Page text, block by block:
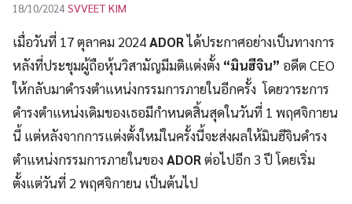
18/10/2024 SVVEET KIM
เมื่อวันที่ 17 ตุลาคม 2024ADORได้ประกาศอย่างเป็นทางการ
หลังที่ประชุมผู้ถือหุ้นวิสามัญมีมติแต่งตั้ง “มินฮีจิน” อดีต CEO
ให้กลับมาดำรงตำแหน่งกรรมการภายในอีกครั้ง โดยวาระการ
ดำรงตำแหน่งเดิมของเธอมีกำหนดสิ้นสุดในวันที่ 1 พฤศจิกายน
นี้ แต่หลังจากการแต่งตั้งใหม่ในครั้งนี้จะส่งผลให้มินฮีจินดำรง
ตำแหน่งกรรมการภายในของADORต่อไปอีก 3 ปี โดยเริ่ม
ตั้งแต่วันที่ 2 พฤศจิกายน เป็นต้นไป